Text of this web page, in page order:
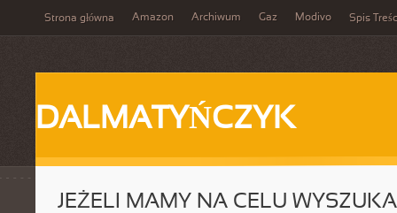
Strona główna Amazon Archiwum Gaz Modivo Spis
DALMATYŃCZYK
JEŻELI MAMY NA CELU